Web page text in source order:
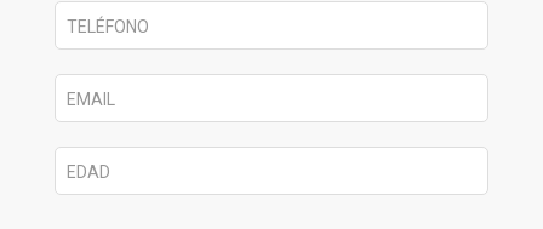
TELÉFONO
EMAIL
EDAD